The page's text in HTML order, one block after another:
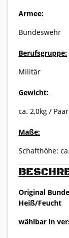
Original
Heiß/Feucht
wählbar in
Armee:
Bundeswehr
Berufsgruppe:
Militär
Gewicht:
ca. 2,0kg /
Maße:
Schafthöhe: